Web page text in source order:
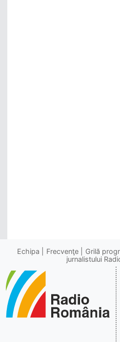
Echipa Frecvenţe Grilă
jurnalistului